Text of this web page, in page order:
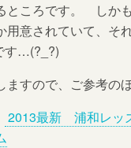
ところです。 しか
用意されていて、そ
す…(?_?)
ますので、ご参考の
2013最新 浦和レッ